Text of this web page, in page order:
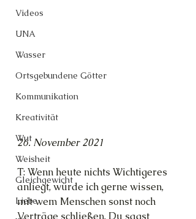
Videos
UNA
Wasser
Ortsgebundene Götter
Kommunikation
Kreativität
Wut
Weisheit
Gleichgewicht
Liebe
26. November 2021
T: Wenn heute nichts Wichtigeres
anliegt, würde ich gerne wissen,
mit wem Menschen sonst noch
Verträge schließen. Du sagst